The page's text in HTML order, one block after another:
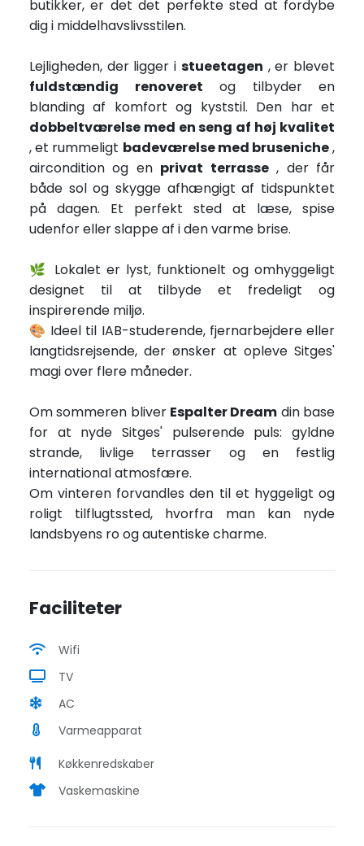
butikker, er det det perfekte sted at fordybe
dig i middelhavslivsstilen.
Lejligheden, der ligger i stueetagen , er blevet
fuldstændig renoveret og tilbyder en
blanding af komfort og kyststil. Den har et
dobbeltværelse med en seng af høj kvalitet
, et rummeligt badeværelse med bruseniche,
aircondition og en privat terrasse, der får
både sol og skygge afhængigt af tidspunktet
på dagen. Et perfekt sted at læse, spise
udenfor eller slappe af i den varme brise.
🌿 Lokalet er lyst, funktionelt og omhyggeligt
designet til at tilbyde et fredeligt og
inspirerende miljø.
🎨 Ideel til IAB-studerende, fjernarbejdere eller
langtidsrejsende, der ønsker at opleve Sitges'
magi over flere måneder.
Om sommeren bliver Espalter Dream din base
for at nyde Sitges' pulserende puls: gyldne
strande, livlige terrasser og en festlig
international atmosfære.
Om vinteren forvandles den til et hyggeligt og
roligt tilflugtssted, hvorfra man kan nyde
landsbyens ro og autentiske charme.
Faciliteter
Wifi
TV
AC
Varmeapparat
Køkkenredskaber
Vaskemaskine